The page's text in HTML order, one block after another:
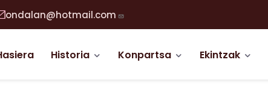
ondalan@hotmail.com
Historia Konpartsa Ekintzak